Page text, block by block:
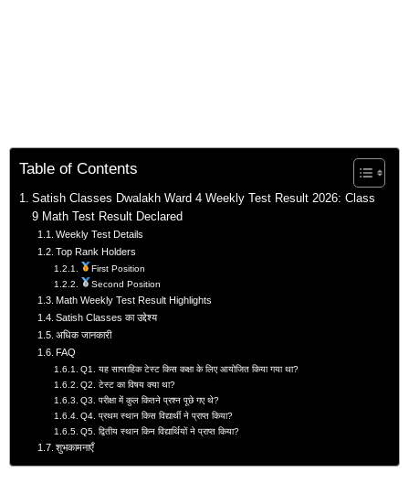
Table of Contents
Satish Classes Dwalakh Ward 4 Weekly Test Result 2026: Class
9 Math Test Result Declared
Weekly Test Details
Top Rank Holders
First Position
Second Position
Math Weekly Test Result Highlights
Satish Classes का उद्देश्य
अधिक जानकारी
FAQ
Q1. यह साप्ताहिक टेस्ट किस कक्षा के लिए आयोजित किया गया था?
Q2. टेस्ट का विषय क्या था?
Q3. परीक्षा में कुल कितने प्रश्न पूछे गए थे?
Q4. प्रथम स्थान किस विद्यार्थी ने प्राप्त किया?
Q5. द्वितीय स्थान किन विद्यार्थियों ने प्राप्त किया?
शुभकामनाएँ